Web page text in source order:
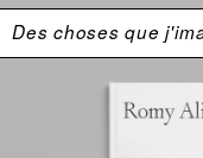
Des choses que